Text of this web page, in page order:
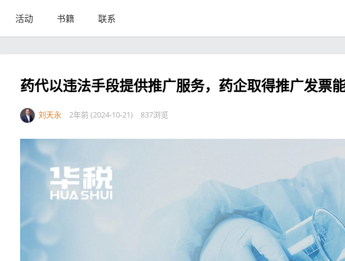
活动 书籍 联系
药代以违法手段提供推广服务，药企取得推广发票
刘天永 2年前 (2024-10-21) 837浏览